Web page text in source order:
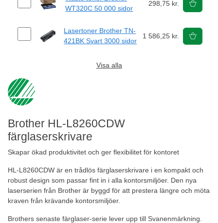
Brother HL-L8260CDW
färglaserskrivare
Skapar ökad produktivitet och ger flexibilitet för kontoret
HL-L8260CDW är en trådlös färglaserskrivare i en kompakt och
robust design som passar fint in i alla kontorsmiljöer. Den nya
laserserien från Brother är byggd för att prestera längre och möta
kraven från krävande kontorsmiljöer.
Brothers senaste färglaser-serie lever upp till Svanenmärkning.
WT320C 50 000 sidor
298,75 kr.
Lasertoner Brother TN-
421BK Svart 3000 sidor
1 586,25 kr.
Visa alla